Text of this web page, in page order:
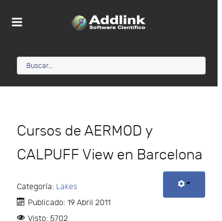
Cursos de AERMOD y
CALPUFF View en Barcelona
Categoría: Lakes
Publicado: 19 Abril 2011
Visto: 5702